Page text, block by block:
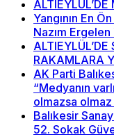
Yangının En
Nazım Ergelen
RAKAMLARA
AK Parti
“Medyanın
olmazsa
Balıkesir
52. Sokak